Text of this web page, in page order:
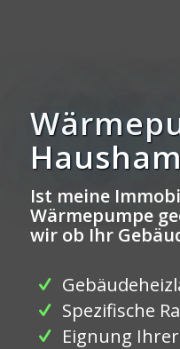
Hausham
Ist meine
Wärmepumpe
wir ob Ihr
Spezifische
Eignung